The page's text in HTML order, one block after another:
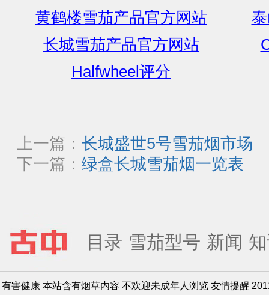
黄鹤楼雪茄产品官方网站
长城雪茄产品官方网站
Halfwheel评分
上一篇： 长城盛世5号雪茄烟市场
下一篇： 绿盒长城雪茄烟一览表
目录 雪茄型号 新闻
有害健康 本站含有烟草内容 不欢迎未成年人浏览 友情提醒